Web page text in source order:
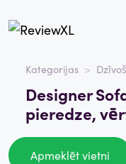
Kategorijas
Designer
pieredze,
Apmeklēt vietni